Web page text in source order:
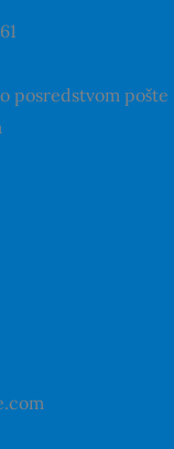
posredstvom pošte